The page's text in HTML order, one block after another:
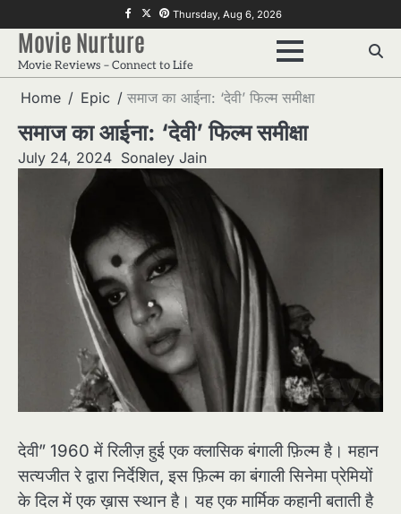
to
content
f twitterpinterest
Thursday, Aug 6, 2026
Movie Nurture
Movie Reviews – Connect to Life
Home Epic समाज का आईना: ‘देवी’ फिल्म समीक्षा
समाज का आईना: ‘देवी’ फिल्म समीक्षा
July 24, 2024 Sonaley Jain
देवी” 1960 में रिलीज़ हुई एक क्लासिक बंगाली फ़िल्म है। महान
सत्यजीत रे द्वारा निर्देशित, इस फ़िल्म का बंगाली सिनेमा प्रेमियों
के दिल में एक ख़ास स्थान है। यह एक मार्मिक कहानी बताती है